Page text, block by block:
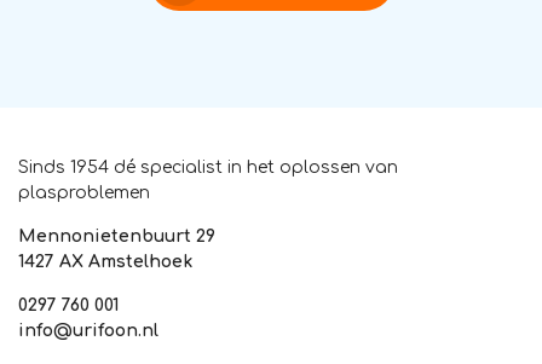
Sinds 1954 dé specialist in het oplossen van
plasproblemen
Mennonietenbuurt 29
1427 AX Amstelhoek
0297 760 001
info@urifoon.nl